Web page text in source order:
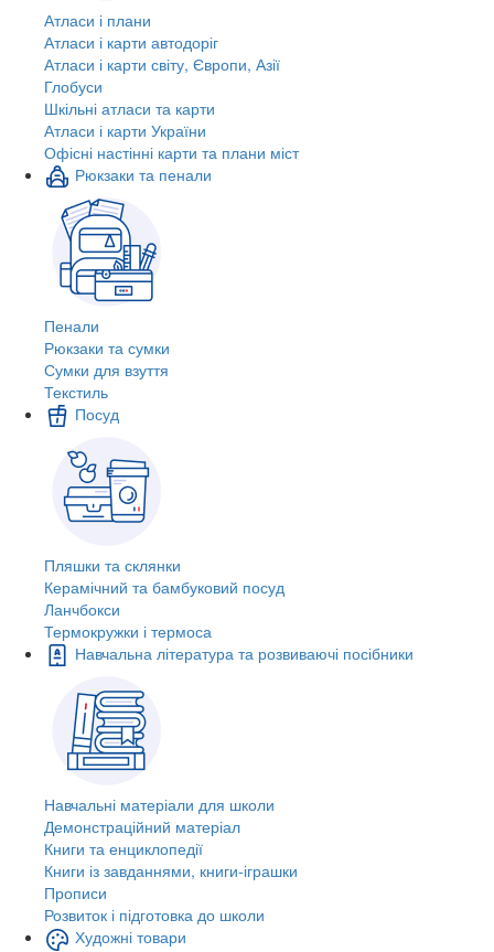
Атласи і плани
Атласи і карти автодоріг
Атласи і карти світу, Європи, Азії
Глобуси
Шкільні атласи та карти
Атласи і карти України
Офісні настінні карти та плани міст
Рюкзаки та пенали
Пенали
Рюкзаки та сумки
Сумки для взуття
Текстиль
Посуд
Пляшки та склянки
Керамічний та бамбуковий посуд
Ланчбокси
Термокружки і термоса
Навчальна література та розвиваючі посібники
Навчальні матеріали для школи
Демонстраційний матеріал
Книги та енциклопедії
Книги із завданнями, книги-іграшки
Прописи
Розвиток і підготовка до школи
Художні товари